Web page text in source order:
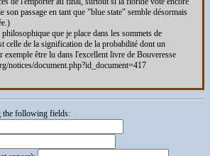
son passage en tant que "blue state" semble désormais
que je place dans les sommets de
celle de la signification de la probabilité dont un
exemple être lu dans l'excellent livre de Bouveresse
notices/document.php?id_document=417
the following fields: